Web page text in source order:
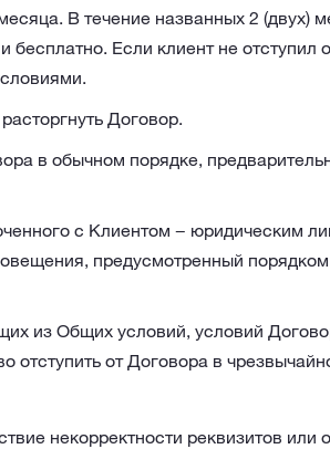
В течение названных 2 (двух)
Если клиент не отступил
Договор.
в обычном порядке,
с Клиентом − юридическим
предусмотренный
из Общих условий, условий
отступить от Договора в
некорректности реквизитов или